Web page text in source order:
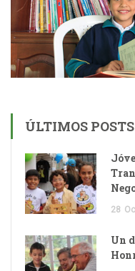
ÚLTIMOS POSTS
28
Un